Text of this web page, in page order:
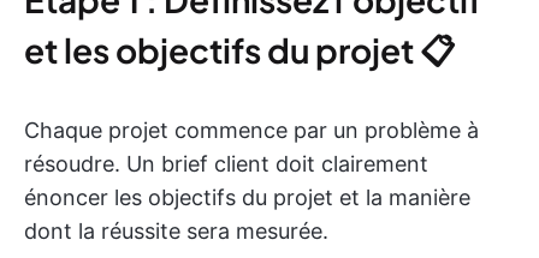
et les objectifs du projet 📋
Chaque projet commence par un problème à
résoudre. Un brief client doit clairement
énoncer les objectifs du projet et la manière
dont la réussite sera mesurée.